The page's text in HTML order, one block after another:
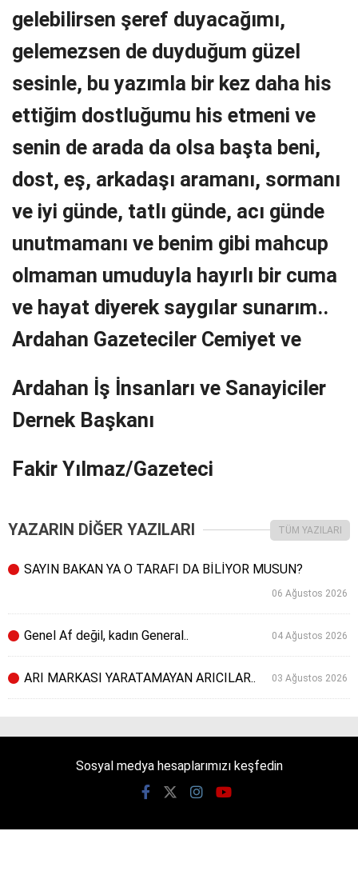
gelebilirsen şeref duyacağımı,
gelemezsen de duyduğum güzel
sesinle, bu yazımla bir kez daha his
ettiğim dostluğumu his etmeni ve
senin de arada da olsa başta beni,
dost, eş, arkadaşı aramanı, sormanı
ve iyi günde, tatlı günde, acı günde
unutmamanı ve benim gibi mahcup
olmaman umuduyla hayırlı bir cuma
ve hayat diyerek saygılar sunarım..
Ardahan Gazeteciler Cemiyet ve
Ardahan İş İnsanları ve Sanayiciler
Dernek Başkanı
Fakir Yılmaz/Gazeteci
YAZARIN DİĞER YAZILARI TÜM YAZILARI
SAYIN BAKAN YA O TARAFI DA BİLİYOR MUSUN?
06 Ağustos 2026
Genel Af değil, kadın General.. 04 Ağustos 2026
ARI MARKASI YARATAMAYAN ARICILAR.. 03 Ağustos 2026
Sosyal medya hesaplarımızı keşfedin